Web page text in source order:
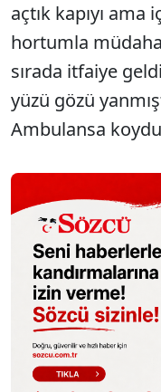
açtık kapıyı
hortumla
sırada itfaiye
yüzü gözü
Ambulansa